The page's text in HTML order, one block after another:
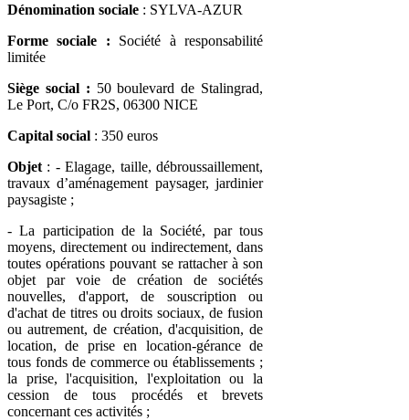
Dénomination sociale : SYLVA-AZUR
Forme sociale : Société à responsabilité
limitée
Siège social : 50 boulevard de Stalingrad,
Le Port, C/o FR2S, 06300 NICE
Capital social : 350 euros
Objet : - Elagage, taille, débroussaillement,
travaux d’aménagement paysager, jardinier
paysagiste ;
- La participation de la Société, par tous
moyens, directement ou indirectement, dans
toutes opérations pouvant se rattacher à son
objet par voie de création de sociétés
nouvelles, d'apport, de souscription ou
d'achat de titres ou droits sociaux, de fusion
ou autrement, de création, d'acquisition, de
location, de prise en location-gérance de
tous fonds de commerce ou établissements ;
la prise, l'acquisition, l'exploitation ou la
cession de tous procédés et brevets
concernant ces activités ;